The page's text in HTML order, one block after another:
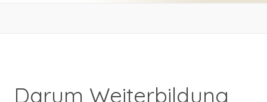
Darum Weiterbildung